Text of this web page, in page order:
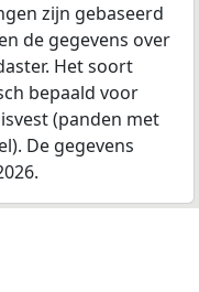
zijn gebaseerd
de gegevens over
Het soort
bepaald voor
(panden met
De gegevens